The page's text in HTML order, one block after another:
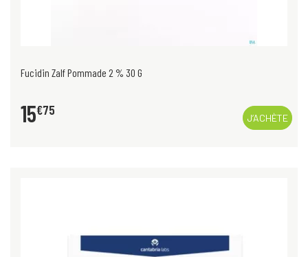
Fucidin Zalf Pommade 2 % 30 G
15€75
J’ACHÈTE